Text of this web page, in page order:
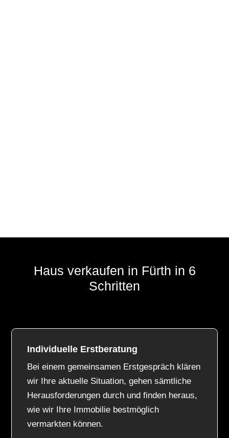
Haus verkaufen in Fürth in 6
Schritten
Individuelle Erstberatung
Bei einem gemeinsamen Erstgespräch klären
wir Ihre aktuelle Situation, gehen sämtliche
Herausforderungen durch und finden heraus,
wie wir Ihre Immobilie bestmöglich
vermarkten können.